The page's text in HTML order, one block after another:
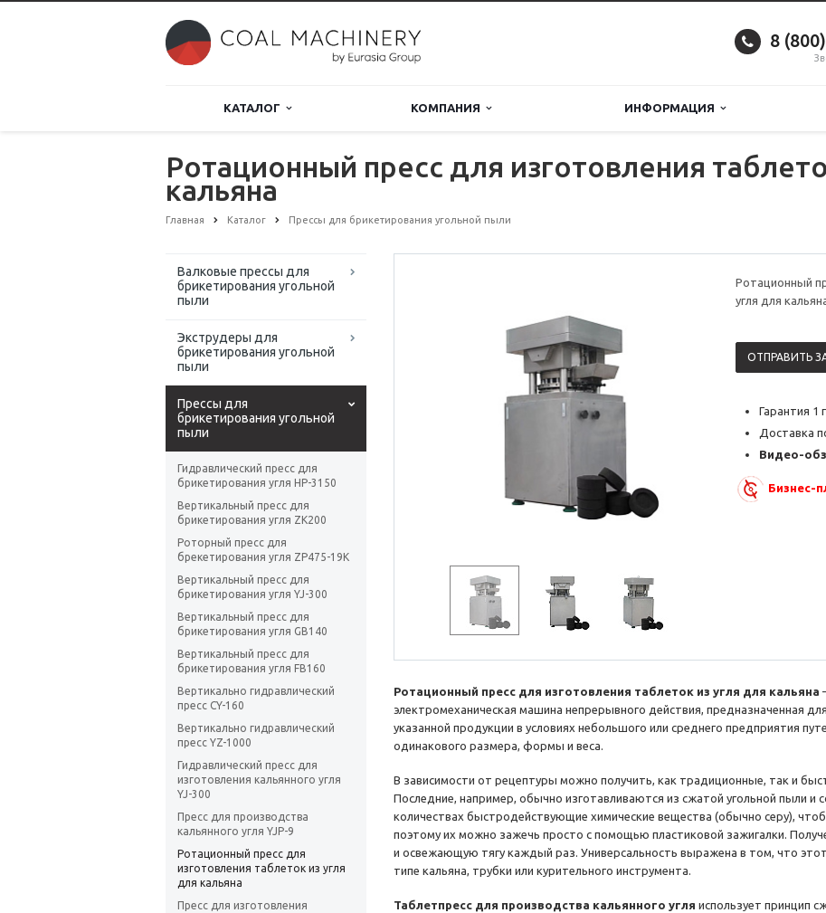
8
КАТАЛОГ КОМПАНИЯ ИНФОРМАЦИЯ
Ротационный пресс для изготовления
кальяна
Главная Каталог Прессы для брикетирования угольной пыли
Валковые прессы для
брикетирования угольной
пыли
Экструдеры для
брикетирования угольной
пыли
Прессы для
брикетирования угольной
пыли
Гидравлический пресс для
брикетирования угля HP-3150
Вертикальный пресс для
брикетирования угля ZK200
Роторный пресс для
брекетирования угля ZP475-19K
Вертикальный пресс для
брикетирования угля YJ-300
Вертикальный пресс для
брикетирования угля GB140
Вертикальный пресс для
брикетирования угля FB160
Вертикально гидравлический
пресс CY-160
Вертикально гидравлический
пресс YZ-1000
Гидравлический пресс для
изготовления кальянного угля
YJ-300
Пресс для производства
кальянного угля YJP-9
Ротационный пресс для
изготовления таблеток из угля
для кальяна
Пресс для изготовления
Ротационный
угля для
ОТПРАВИТЬ
Гарантия 1
Доставка
Видео-
Бизнес-
Ротационный пресс для изготовления таблеток из угля для кальяна
электромеханическая машина непрерывного действия, предназначенная
указанной продукции в условиях небольшого или среднего предприятия
одинакового размера, формы и веса.
В зависимости от рецептуры можно получить, как традиционные, так и
Последние, например, обычно изготавливаются из сжатой угольной пыли и
количествах быстродействующие химические вещества (обычно серу),
поэтому их можно зажечь просто с помощью пластиковой зажигалки.
и освежающую тягу каждый раз. Универсальность выражена в том, что
типе кальяна, трубки или курительного инструмента.
Таблетпресс для производства кальянного угля использует принцип